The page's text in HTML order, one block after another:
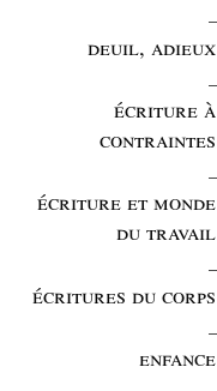
deuil, adieux
écriture à
contraintes
écriture et monde
du travail
écritures du corps
enfance